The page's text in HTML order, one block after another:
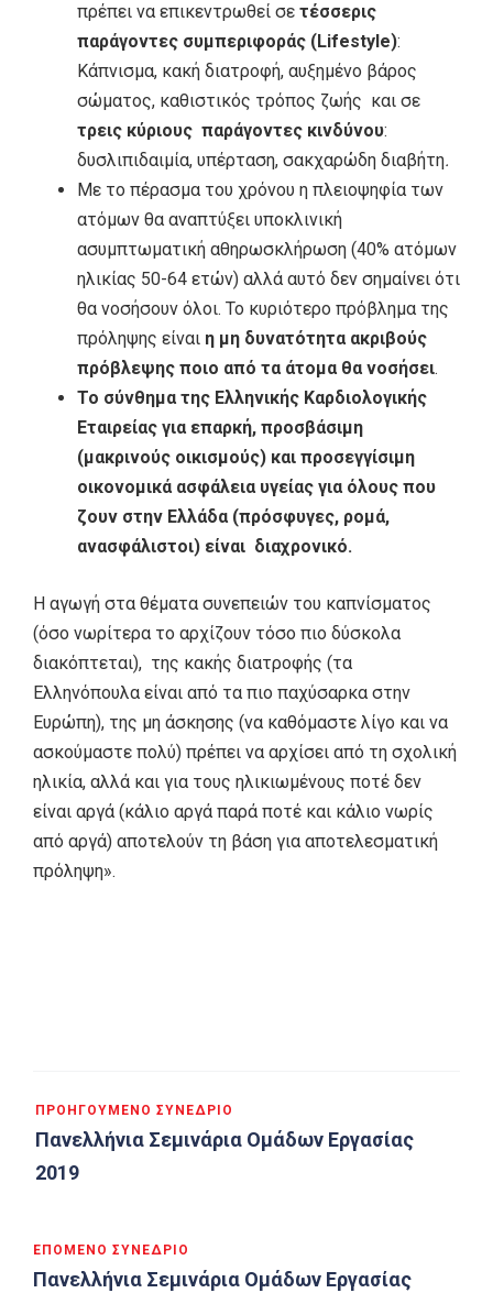
πρέπει να επικεντρωθεί σε τέσσερις
παράγοντες συμπεριφοράς (Lifestyle):
Κάπνισμα, κακή διατροφή, αυξημένο βάρος
σώματος, καθιστικός τρόπος ζωής και σε
τρεις κύριους παράγοντες κινδύνου:
δυσλιπιδαιμία, υπέρταση, σακχαρώδη διαβήτη.
Με το πέρασμα του χρόνου η πλειοψηφία των
ατόμων θα αναπτύξει υποκλινική
ασυμπτωματική αθηρωσκλήρωση (40% ατόμων
ηλικίας 50-64 ετών) αλλά αυτό δεν σημαίνει ότι
θα νοσήσουν όλοι. Το κυριότερο πρόβλημα της
πρόληψης είναι η μη δυνατότητα ακριβούς
πρόβλεψης ποιο από τα άτομα θα νοσήσει.
Το σύνθημα της Ελληνικής Καρδιολογικής
Εταιρείας για επαρκή, προσβάσιμη
(μακρινούς οικισμούς) και προσεγγίσιμη
οικονομικά ασφάλεια υγείας για όλους που
ζουν στην Ελλάδα (πρόσφυγες, ρομά,
ανασφάλιστοι) είναι διαχρονικό.
Η αγωγή στα θέματα συνεπειών του καπνίσματος
(όσο νωρίτερα το αρχίζουν τόσο πιο δύσκολα
διακόπτεται), της κακής διατροφής (τα
Ελληνόπουλα είναι από τα πιο παχύσαρκα στην
Ευρώπη), της μη άσκησης (να καθόμαστε λίγο και να
ασκούμαστε πολύ) πρέπει να αρχίσει από τη σχολική
ηλικία, αλλά και για τους ηλικιωμένους ποτέ δεν
είναι αργά (κάλιο αργά παρά ποτέ και κάλιο νωρίς
από αργά) αποτελούν τη βάση για αποτελεσματική
πρόληψη».
άρθρων
ΠΡΟΗΓΟΎΜΕΝΟ ΣΥΝΈΔΡΙΟ
Πανελλήνια Σεμινάρια Ομάδων Εργασίας
2019
ΕΠΌΜΕΝΟ ΣΥΝΈΔΡΙΟ
Πανελλήνια Σεμινάρια Ομάδων Εργασίας